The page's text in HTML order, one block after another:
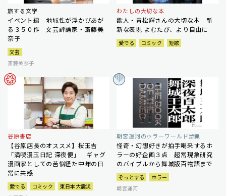
旅する文学
イベント編 地域性が浮かびあが
る３５０作 文芸評論家・斎藤美
奈子
文芸
斎藤美奈子
わたしの大切な本
歌人・青松輝さんの大切な本 斬
新な表現 よむたび、より自由に
愛でる コミック 短歌
谷原書店
【谷原店長のオススメ】桜玉吉
「満喫漫玉日記 深夜便」 ギャグ
漫画家としての苦悩経た中年の日
常に共感
愛でる コミック
東日本大震災
朝宮運河のホラーワールド渉猟
怪奇・幻想好きが拍手喝采するホ
ラーの好企画３点 超常現象研究
のバイブルから舞城版百物語まで
ぞっとする
ホラー
朝宮運河